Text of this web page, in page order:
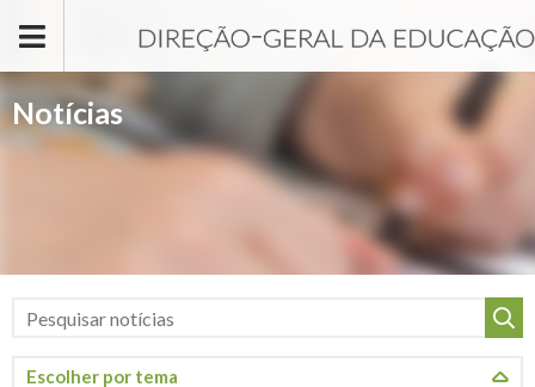
Notícias